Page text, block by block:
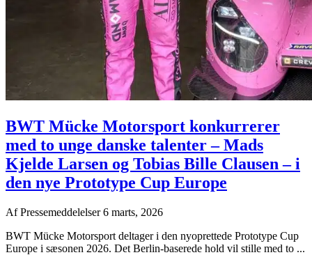
BWT Mücke Motorsport konkurrerer
med to unge danske talenter – Mads
Kjelde Larsen og Tobias Bille Clausen – i
den nye Prototype Cup Europe
AfPressemeddelelser6 marts, 2026
BWT Mücke Motorsport deltager i den nyoprettede Prototype Cup
Europe i sæsonen 2026. Det Berlin-baserede hold vil stille med to ...